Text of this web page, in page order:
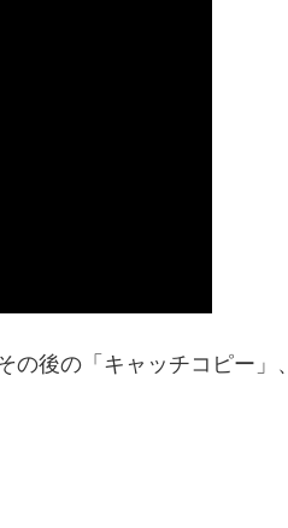
後の「キャッチコピー」、